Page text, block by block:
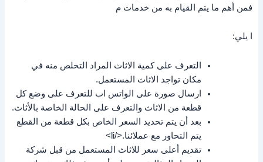
فمن أهم ما يتم القيام به من خدمات م
ا يلي:
التعرف على كمية الاثاث المراد التخلص منه في
مكان تواجد الاثاث المستعمل.
ارسال صورة على الواتس اب للتعرف على وضع كل
قطعة من الاثاث والتعرف على الحالة الخاصة بالأثاث.
بعد أن يتم تحديد السعر الخاص بكل قطعة من القطع
يتم التحاور مع عملائنا.</li>
تقديم أعلى سعر للاثاث المستعمل من قبل شركة